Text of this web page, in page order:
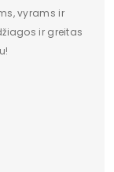
vyrams ir
ir greitas